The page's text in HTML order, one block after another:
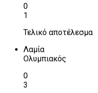
0
1
Τελικό αποτέλεσμα
Λαμία
Ολυμπιακός
0
3